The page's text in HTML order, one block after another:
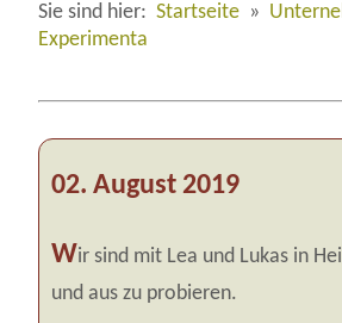
Sie sind hier: Startseite »
Experimenta
02. August 2019
Wir sind mit Lea und Lukas in
und aus zu probieren.